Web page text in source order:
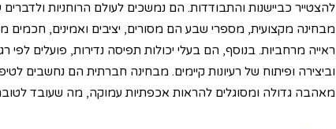
להצטייר כביישנות והתבודדות. הם נמשכים לעולם הרוחניות
מבחינה מקצועית, מספרי שבע הם מסורים, יציבים ואמינים, חכמים
ראייה מרחביות. בנוסף, הם בעלי יכולות תפיסה נדירות, פועלים לפי
וביצירה ופיתוח של רעיונות קיימים. מבחינה חברתית הם נחשבים
מאהבה גדולה ומסוגלים להראות אכפתיות עמוקה, מה שעובד